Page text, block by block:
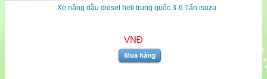
Xe nâng dầu diesel heli trung quốc 3-6 Tấn isuzu
VNĐ